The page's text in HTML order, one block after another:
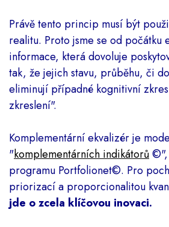
Právě tento princip musí být
realitu. Proto jsme se od počátku
informace, která dovoluje
tak, že jejich stavu, průběhu, či
eliminují případné kognitivní
zkreslení".
Komplementární ekvalizér je
"komplementárních indikátorů ©",
programu Portfolionet©. Pro
priorizací a proporcionalitou
jde o zcela klíčovou inovaci.